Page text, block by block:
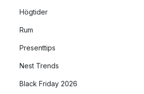
Högtider
Rum
Presenttips
Nest Trends
Black Friday 2026